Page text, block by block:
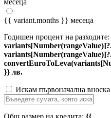
месеца
{{ variant.months }} месеца
Годишен процент на разходите:
}} лв.
Искам първоначална вноска
Общ размер на кредита: {{